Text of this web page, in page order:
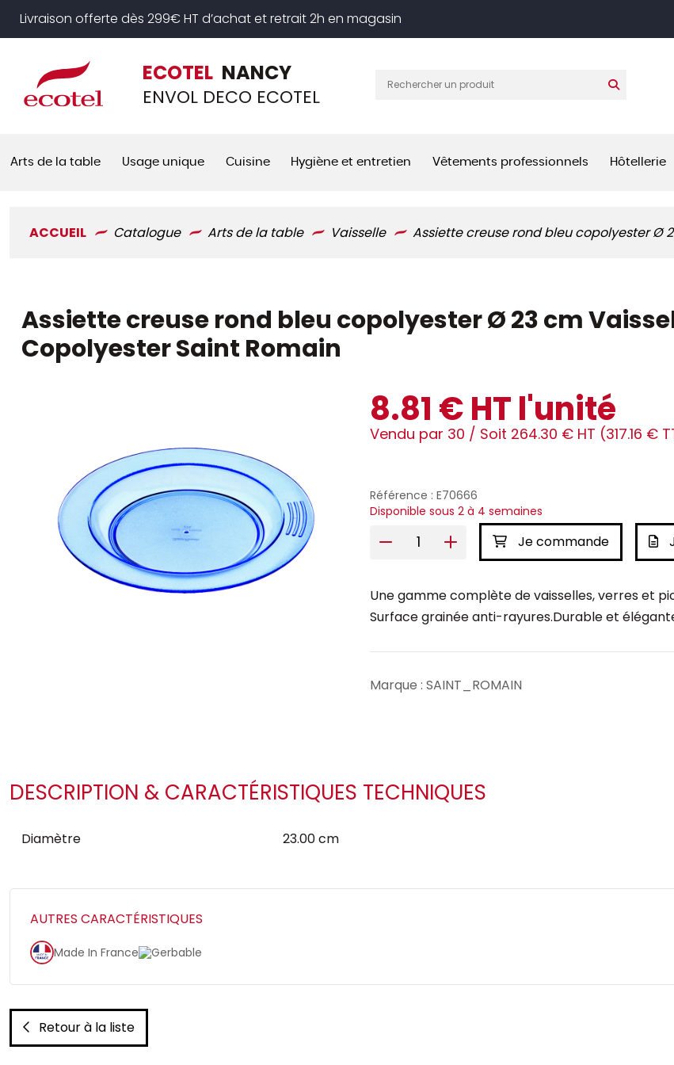
Livraison offerte dès 299€ HT d’achat et retrait 2h en magasin
ECOTEL NANCY
ENVOL DECO ECOTEL
Arts de la table Usage unique Cuisine Hygiène et entretien Vêtements professionnels Hôtellerie
ACCUEIL Catalogue Arts de la table Vaisselle Assiette creuse rond bleu copolyester Ø
Assiette creuse rond bleu copolyester Ø 23 cm
Copolyester Saint Romain
8.81 € HT l'unité
Vendu par 30 / Soit 264.30 € HT (317.16 €
Référence : E70666
Disponible sous 2 à 4 semaines
Je commande
Une gamme complète de vaisselles, verres et
Surface grainée anti-rayures.Durable et
Marque : SAINT_ROMAIN
DESCRIPTION & CARACTÉRISTIQUES TECHNIQUES
Diamètre 23.00 cm
AUTRES CARACTÉRISTIQUES
Made In France Gerbable
Retour à la liste
Panneau de gestion des cookies